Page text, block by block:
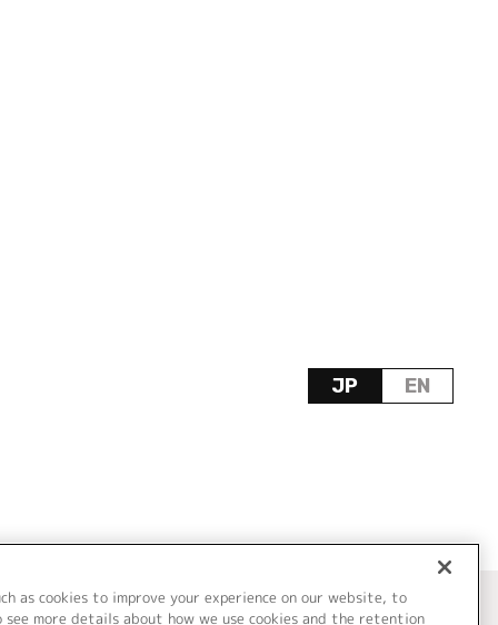
JP EN
as cookies to improve your experience on our website, to
see more details about how we use cookies and the retention